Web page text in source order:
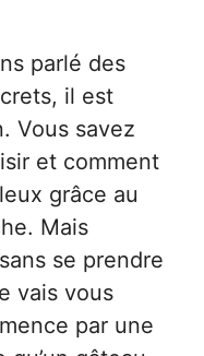
parlé des
il est
Vous savez
et comment
grâce au
Mais
se prendre
vais vous
par une